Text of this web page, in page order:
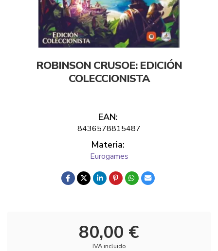
ROBINSON CRUSOE: EDICIÓN
COLECCIONISTA
EAN:
8436578815487
Materia:
Eurogames
80,00 €
IVA incluido